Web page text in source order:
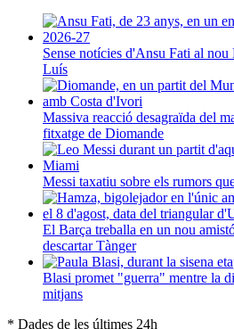
Sense notícies d'Ansu Fati al
Luís
Massiva reacció desagraïda del
fitxatge de Diomande
Messi taxatiu sobre els rumors
El Barça treballa en un nou
descartar Tànger
Blasi promet "guerra" mentre la
mitjans
* Dades de les últimes 24h